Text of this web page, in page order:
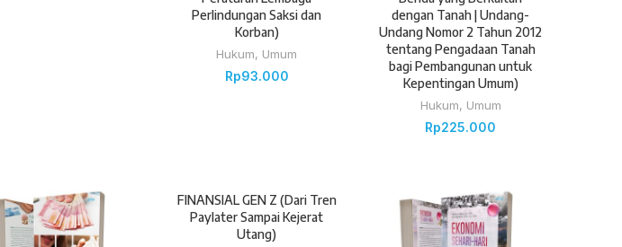
Perlindungan Saksi dan
Korban)
Hukum, Umum
Rp93.000
dengan Tanah | Undang-
Undang Nomor 2 Tahun 2012
tentang Pengadaan Tanah
bagi Pembangunan untuk
Kepentingan Umum)
Hukum, Umum
Rp225.000
FINANSIAL GEN Z (Dari Tren
Paylater Sampai Kejerat
Utang)